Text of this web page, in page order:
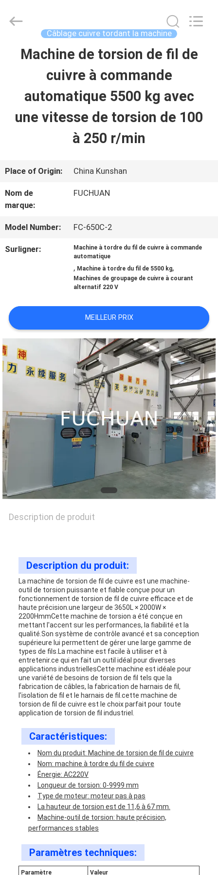
ACCUEIL
PRODUITS
VIDÉOS
VR
VISITE
DE
L'USINE
CONTRÔLE
QUALITÉ
CONTACTEZ-
NOUS
NOUVELLES
AFFAIRES
PLAN
SITE
PRIVACY
POLICY
Fuchuan
Câblage cuivre tordant la machine
Machine de torsion de fil de
cuivre à commande
automatique 5500 kg avec
une vitesse de torsion de 100
à 250 r/min
Place of Origin: China Kunshan
Nom de
marque:
FUCHUAN
Model Number: FC-650C-2
Surligner:
Machine à tordre du fil de cuivre à commande
automatique
, Machine à tordre du fil de 5500 kg,
Machines de groupage de cuivre à courant
alternatif 220 V
MEILLEUR PRIX
Description de produit
Description du produit:
La machine de torsion de fil de cuivre est une machine-
outil de torsion puissante et fiable conçue pour un
fonctionnement de torsion de fil de cuivre efficace et de
haute précision.une largeur de 3650L × 2000W ×
2200HmmCette machine de torsion a été conçue en
mettant l'accent sur les performances, la fiabilité et la
qualité.Son système de contrôle avancé et sa conception
supérieure lui permettent de gérer une large gamme de
types de fils.La machine est facile à utiliser et à
entretenir.ce qui en fait un outil idéal pour diverses
applications industriellesCette machine est idéale pour
une variété de besoins de torsion de fil tels que la
fabrication de câbles, la fabrication de harnais de fil,
l'isolation de fil et le harnais de fil.cette machine de
torsion de fil de cuivre est le choix parfait pour toute
application de torsion de fil industriel.
Caractéristiques:
Nom du produit: Machine de torsion de fil de cuivre
Nom: machine à tordre du fil de cuivre
Énergie: AC220V
Longueur de torsion: 0-9999 mm
Type de moteur: moteur pas à pas
La hauteur de torsion est de 11,6 à 67 mm.
Machine-outil de torsion: haute précision,
performances stables
Paramètres techniques:
Paramètre Valeur